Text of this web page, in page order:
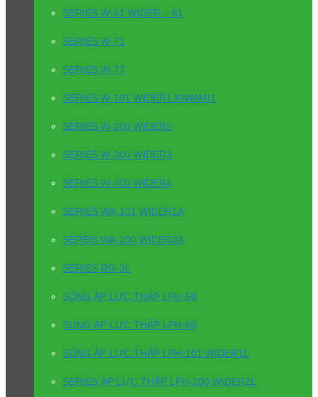
SERIES W-61 WIDER – 61
SERIES W-71
SERIES W-77
SERIES W-101 WIDER1 KIWAMI1
SERIES W-200 WIDER2
SERIES W-300 WIDER3
SERIES W-400 WIDER4
SERIES WA-101 WIDER1A
SEREIS WA-200 WIDER2A
SERIES RG-3L
SÚNG ÁP LỰC THẤP LPH-50
SÚNG ÁP LỰC THẤP LPH-80
SÚNG ÁP LỰC THẤP LPH-101 WIDER1L
SERIES ÁP LỰC THẤP LPH-200 WIDER2L